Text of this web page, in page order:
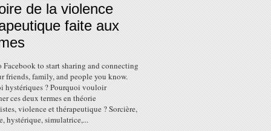
de la violence
faite aux
to start sharing and connecting
friends, family, and people you know.
hystériques ? Pourquoi vouloir
ces deux termes en théorie
violence et thérapeutique ? Sorcière,
hystérique, simulatrice,...